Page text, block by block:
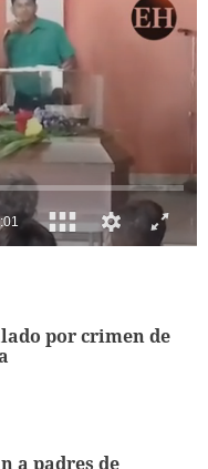
por crimen de
a padres de